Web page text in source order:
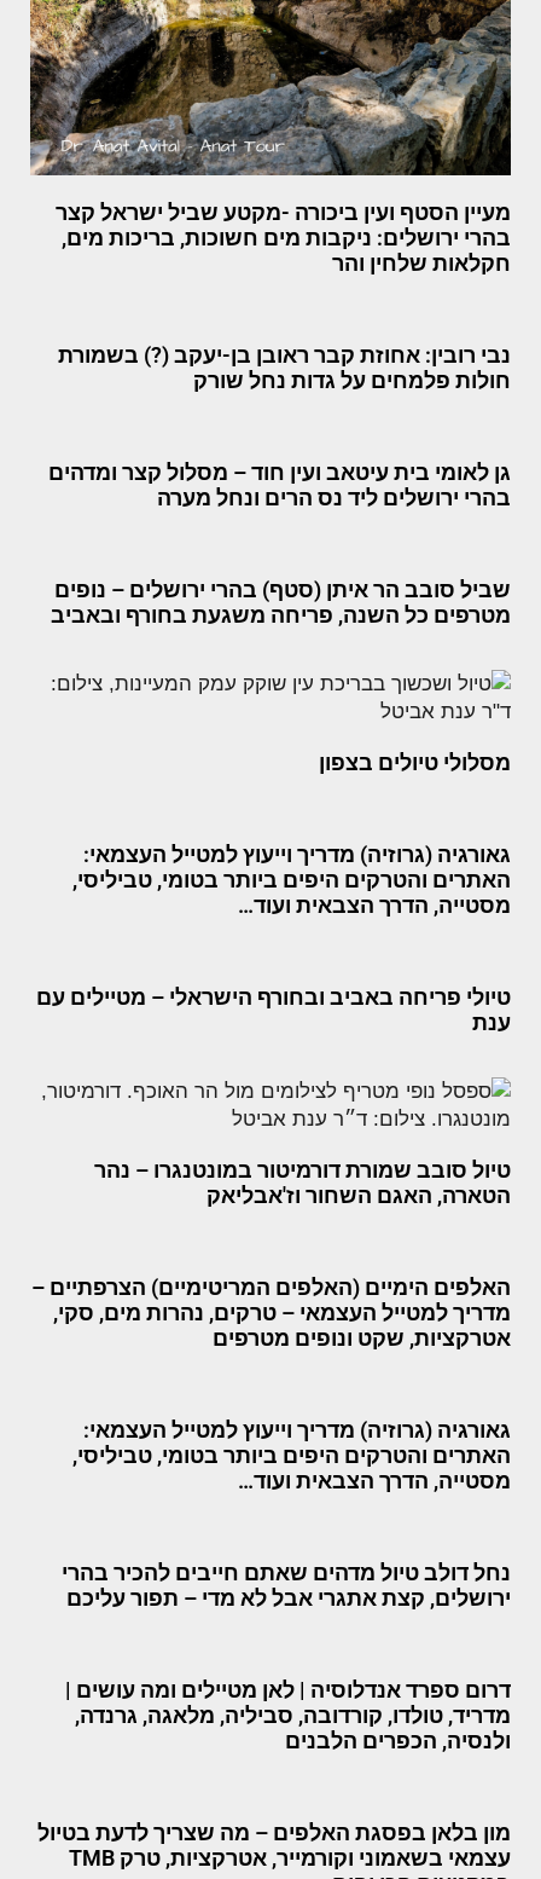
מעיין הסטף ועין ביכורה -מקטע שביל ישראל קצר
בהרי ירושלים: ניקבות מים חשוכות, בריכות מים,
חקלאות שלחין והר
נבי רובין: אחוזת קבר ראובן בן-יעקב (?) בשמורת
חולות פלמחים על גדות נחל שורק
גן לאומי בית עיטאב ועין חוד – מסלול קצר ומדהים
בהרי ירושלים ליד נס הרים ונחל מערה
שביל סובב הר איתן (סטף) בהרי ירושלים – נופים
מטרפים כל השנה, פריחה משגעת בחורף ובאביב
מסלולי טיולים בצפון
גאורגיה (גרוזיה) מדריך וייעוץ למטייל העצמאי:
האתרים והטרקים היפים ביותר בטומי, טביליסי,
מסטייה, הדרך הצבאית ועוד…
טיולי פריחה באביב ובחורף הישראלי – מטיילים עם
ענת
טיול סובב שמורת דורמיטור במונטנגרו – נהר
הטארה, האגם השחור וז'אבליאק
האלפים הימיים (האלפים המריטימיים) הצרפתיים –
מדריך למטייל העצמאי – טרקים, נהרות מים, סקי,
אטרקציות, שקט ונופים מטרפים
גאורגיה (גרוזיה) מדריך וייעוץ למטייל העצמאי:
האתרים והטרקים היפים ביותר בטומי, טביליסי,
מסטייה, הדרך הצבאית ועוד…
נחל דולב טיול מדהים שאתם חייבים להכיר בהרי
ירושלים, קצת אתגרי אבל לא מדי – תפור עליכם
דרום ספרד אנדלוסיה | לאן מטיילים ומה עושים |
מדריד, טולדו, קורדובה, סביליה, מלאגה, גרנדה,
ולנסיה, הכפרים הלבנים
מון בלאן בפסגת האלפים – מה שצריך לדעת בטיול
עצמאי בשאמוני וקורמייר, אטרקציות, טרק TMB